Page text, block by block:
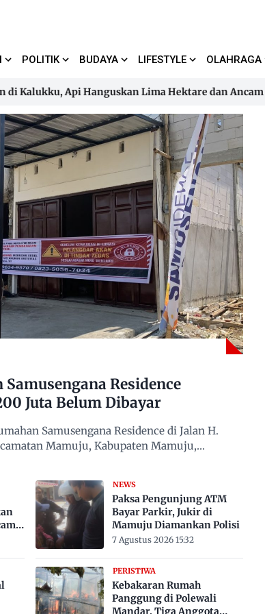
POLITIK BUDAYA LIFESTYLE OLAHRAGA
Api Hanguskan Lima Hektare dan Ancam
Api Hanguskan Lima Hektare dan Ancam
Residence
Juta Belum Dibayar
Samusengana Residence di Jalan H.
Mamuju, Kabupaten Mamuju,
NEWS
Paksa Pengunjung ATM
Bayar Parkir, Jukir di
Mamuju Diamankan Polisi
7 Agustus 2026 15:32
PERISTIWA
Kebakaran Rumah
Panggung di Polewali
Mandar, Tiga Anggota